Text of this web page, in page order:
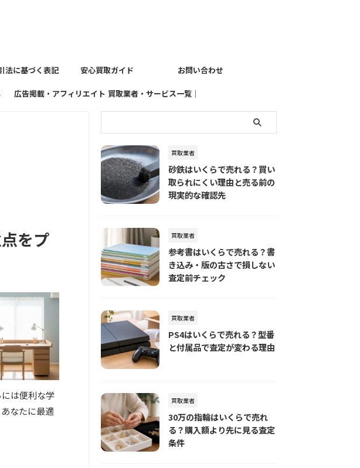
法に基づく表記 安心買取ガイド お問い合わせ
広告掲載・アフィリエイト 買取業者・サービス一覧｜
をプ
は便利な学
なたに最適
買取業者
砂鉄はいくらで売れる？買い
取られにくい理由と売る前の
現実的な確認先
買取業者
参考書はいくらで売れる？書
き込み・版の古さで損しない
査定前チェック
買取業者
PS4はいくらで売れる？型番
と付属品で査定が変わる理由
買取業者
30万の指輪はいくらで売れ
る？購入額より先に見る査定
条件